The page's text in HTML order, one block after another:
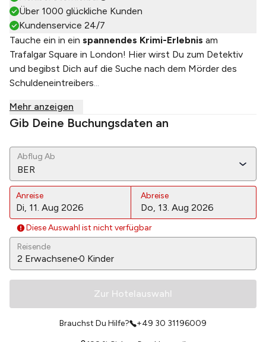
Über 1000 glückliche Kunden
Kundenservice 24/7
Tauche ein in ein spannendes Krimi-Erlebnis am
Trafalgar Square in London! Hier wirst Du zum Detektiv
und begibst Dich auf die Suche nach dem Mörder des
Schuldeneintreibers...
Mehr anzeigen
Gib Deine Buchungsdaten an
Abflug Ab
BER
Anreise Abreise
Diese Auswahl ist nicht verfügbar
Reisende
2 Erwachsene0 Kinder
Zur Hotelauswahl
Brauchst Du Hilfe? +49 30 31196009